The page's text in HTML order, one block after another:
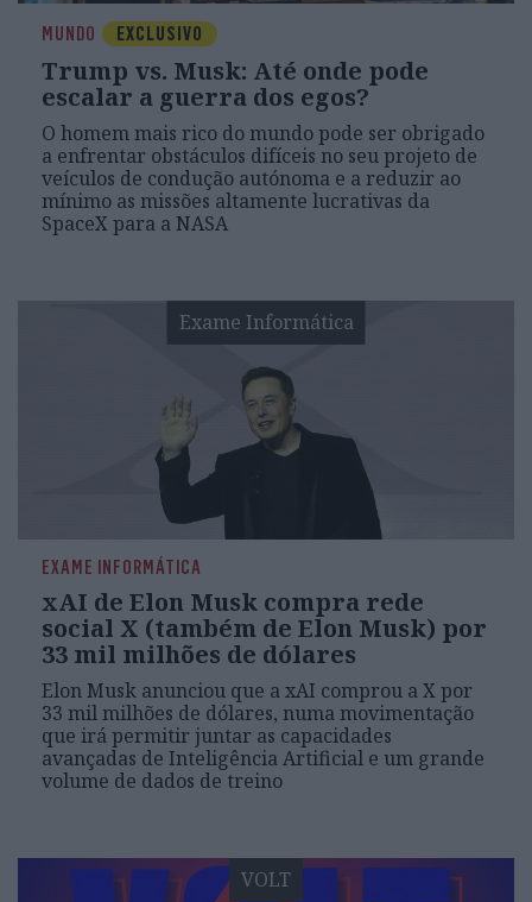
MUNDO EXCLUSIVO
Trump vs. Musk: Até onde pode
escalar a guerra dos egos?
O homem mais rico do mundo pode ser obrigado
a enfrentar obstáculos difíceis no seu projeto de
veículos de condução autónoma e a reduzir ao
mínimo as missões altamente lucrativas da
SpaceX para a NASA
Exame Informática
EXAME INFORMÁTICA
xAI de Elon Musk compra rede
social X (também de Elon Musk) por
33 mil milhões de dólares
Elon Musk anunciou que a xAI comprou a X por
33 mil milhões de dólares, numa movimentação
que irá permitir juntar as capacidades
avançadas de Inteligência Artificial e um grande
volume de dados de treino
VOLT